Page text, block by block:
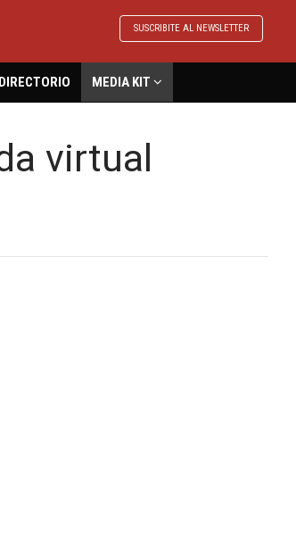
SUSCRIBITE AL NEWSLETTER
DIRECTORIO MEDIA KIT
virtual